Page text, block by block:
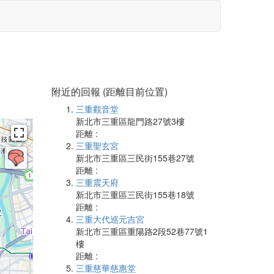
附近的回報 (距離目前位置)
三重觀音堂
新北市三重區龍門路27號3樓
距離 :
三重聖玄宮
新北市三重區三民街155巷27號
距離 :
三重震天府
新北市三重區三民街155巷18號
距離 :
三重大代巡元吉宮
新北市三重區重陽路2段52巷77號1
樓
距離 :
三重慈華慈惠堂